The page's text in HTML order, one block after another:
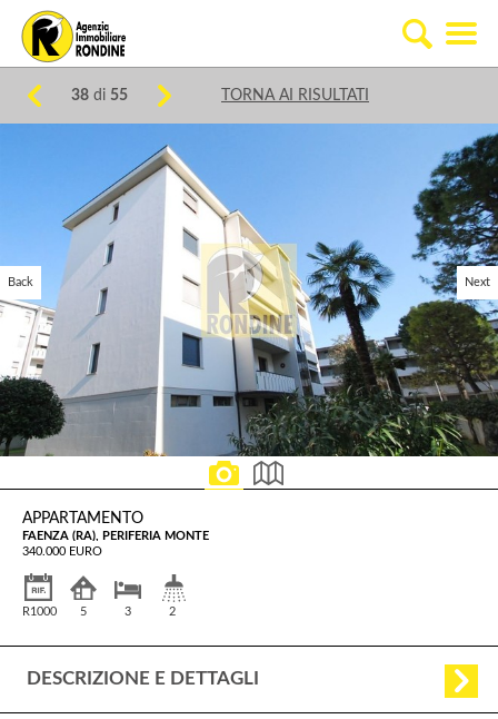
38 di 55 TORNA AI RISULTATI
Back Next
APPARTAMENTO
FAENZA (RA), PERIFERIA MONTE
340.000 EURO
R1000 5 3 2
DESCRIZIONE E DETTAGLI